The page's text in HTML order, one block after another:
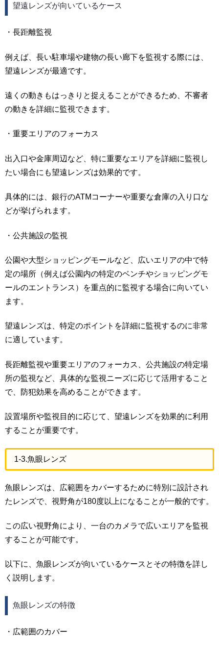
望遠レンズが向いているケース
・長距離監視
例えば、長い駐車場や建物の長い廊下を監視する際には、
望遠レンズが最適です。
遠くの動きもはっきりと捉えることができるため、不審者
の動きを詳細に監視できます。
・重要エリアのフォーカス
出入口や金庫周辺など、特に重要なエリアを詳細に監視し
たい場合にも望遠レンズは効果的です。
具体的には、銀行のATMコーナーや重要な倉庫の入り口な
どが挙げられます。
・公共施設の監視
公園や大型ショッピングモールなど、広いエリアの中で特
定の場所（例えば公園内の特定のベンチやショッピングモ
ールのエントランス）を重点的に監視する場合に向いてい
ます。
望遠レンズは、特定のポイントを詳細に監視するのに非常
に適しています。
長距離監視や重要エリアのフォーカス、公共施設の特定場
所の監視など、具体的な監視ニーズに応じて活用すること
で、防犯効果を高めることができます。
設置場所や監視目的に応じて、望遠レンズを効果的に利用
することが重要です。
1-3.魚眼レンズ
魚眼レンズは、広範囲をカバーするために特別に設計され
たレンズで、視野角が180度以上になることが一般的です。
この広い視野角により、一台のカメラで広いエリアを監視
することが可能です。
以下に、魚眼レンズが向いているケースとその特徴を詳し
く説明します。
魚眼レンズの特徴
・広範囲のカバー